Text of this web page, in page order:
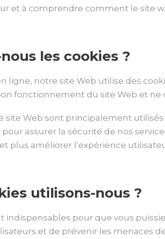
et à comprendre comment le site
les cookies ?
ligne, notre site Web utilise des
fonctionnement du site Web et
site Web sont principalement
assurer la sécurité de nos
plus améliorer l’expérience
utilisons-nous ?
indispensables pour que vous
et de prévenir les menaces